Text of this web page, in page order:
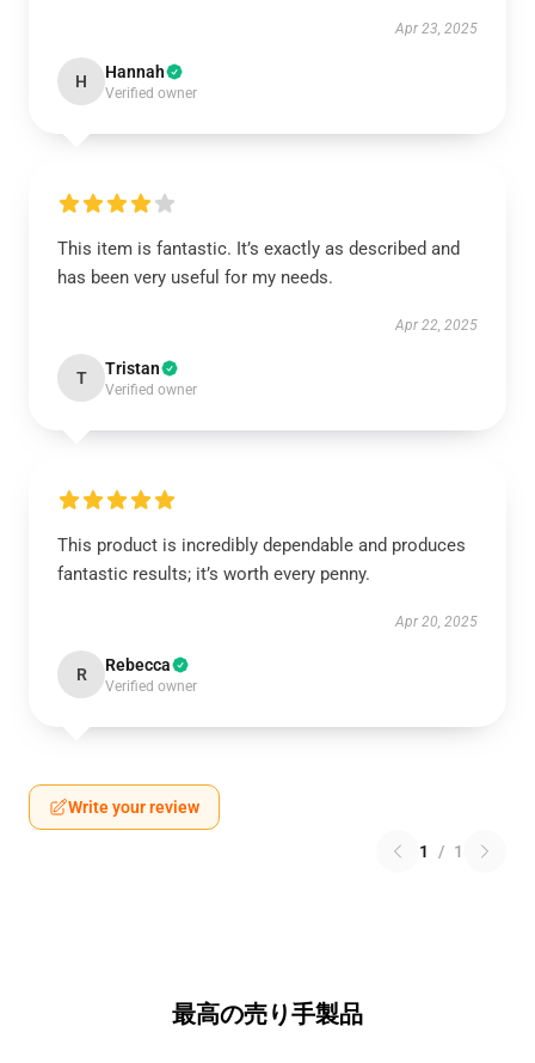
Apr 23, 2025
H Hannah
Verified owner
This item is fantastic. It’s exactly as described and
has been very useful for my needs.
Apr 22, 2025
T Tristan
Verified owner
This product is incredibly dependable and produces
fantastic results; it’s worth every penny.
Apr 20, 2025
R Rebecca
Verified owner
Write your review
1 / 1
最高の売り手製品